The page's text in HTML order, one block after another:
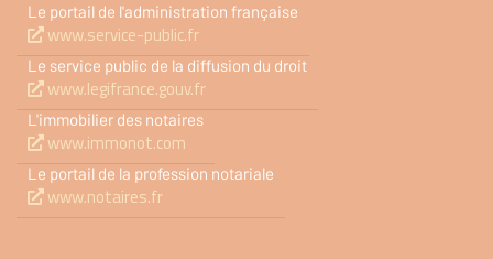
Le portail de l'administration française
www.service-public.fr
Le service public de la diffusion du droit
www.legifrance.gouv.fr
L'immobilier des notaires
www.immonot.com
Le portail de la profession notariale
www.notaires.fr